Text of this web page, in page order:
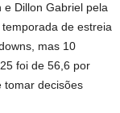
Dillon Gabriel pela
de estreia
mas 10
foi de 56,6 por
tomar decisões